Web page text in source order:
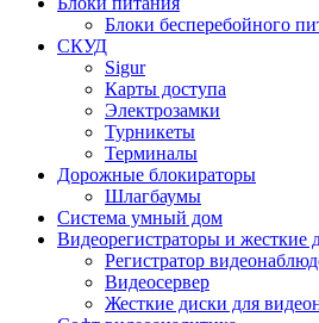
Блоки бесперебойного
СКУД
Sigur
Карты доступа
Электрозамки
Турникеты
Терминалы
Дорожные блокираторы
Шлагбаумы
Cистема умный дом
Видеорегистраторы и жесткие
Регистратор
Видеосервер
Жесткие диски для